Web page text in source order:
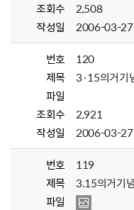
조회수
2,508
작성일
2006-03-27
번호
120
제목
파일
조회수
2,921
작성일
2006-03-27
번호
119
제목
3.15의거기
파일